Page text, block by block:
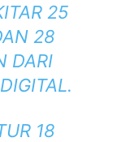
25
28
DARI
18